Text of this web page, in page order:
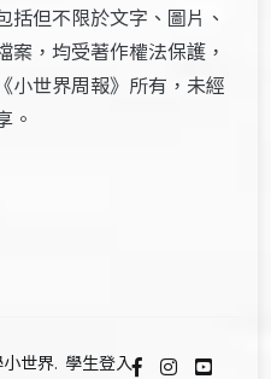
但不限於文字、圖片、
案，均受著作權法保護，
小世界周報》所有，未經
。
世界. 學生登入